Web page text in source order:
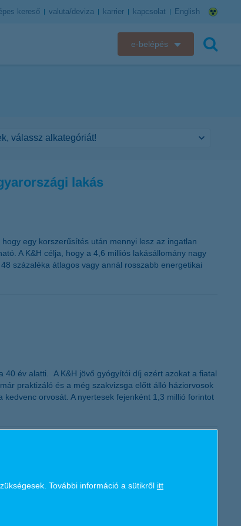
kereső valuta/deviza karrier kapcsolat English
e-belépés
K&H e-kártyafelület
lakás
egy korszerűsítés után mennyi lesz az ingatlan
A K&H célja, hogy a 4,6 milliós lakásállomány nagy
százaléka átlagos vagy annál rosszabb energetikai
év alatti. A K&H jövő gyógyítói díj ezért azokat a fiatal
praktizáló és a még szakvizsga előtt álló háziorvosok
orvosát. A nyertesek fejenként 1,3 millió forintot
További információ a sütikről itt